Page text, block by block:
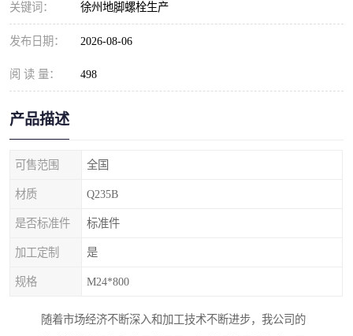
关键词： 徐州地脚螺栓生产
发布日期： 2026-08-06
阅 读 量： 498
产品描述
可售范围 全国
材质 Q235B
是否标准件 标准件
加工定制 是
规格 M24*800
随着市场经济不断深入和加工技术不断进步，我公司的